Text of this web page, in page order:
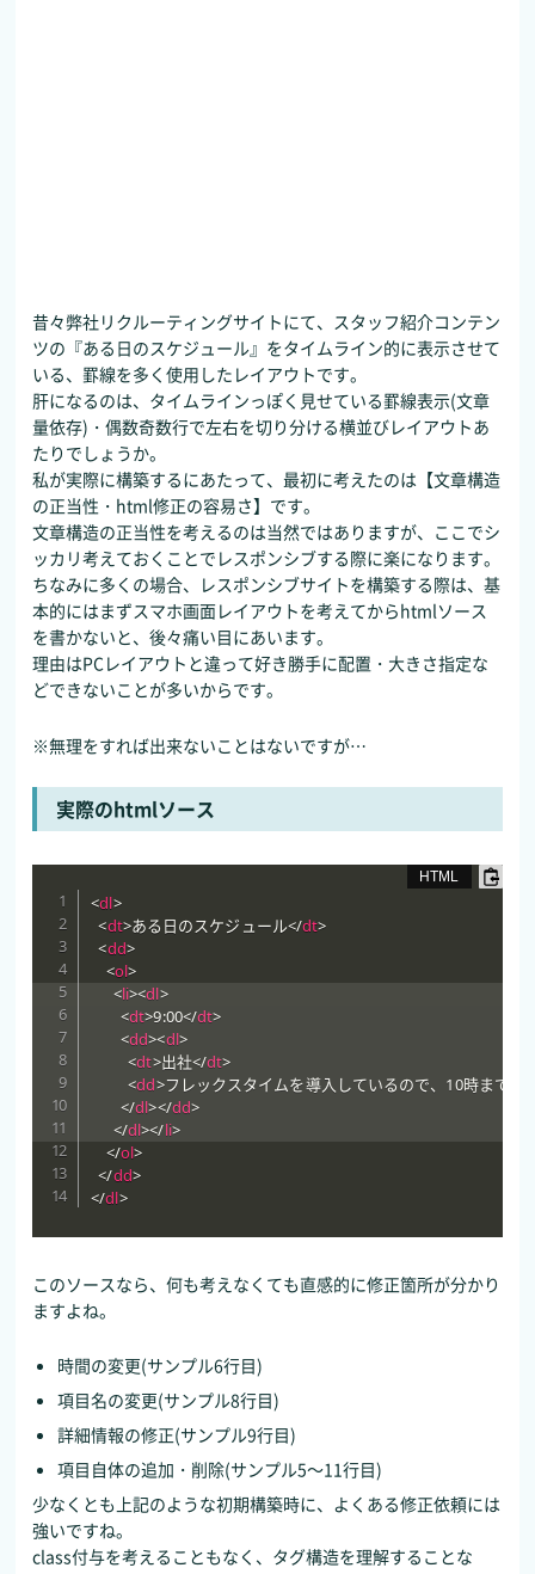
昔々弊社リクルーティングサイトにて、スタッフ紹介コンテン
ツの『ある日のスケジュール』をタイムライン的に表示させて
いる、罫線を多く使用したレイアウトです。
肝になるのは、タイムラインっぽく見せている罫線表示(文章
量依存)・偶数奇数行で左右を切り分ける横並びレイアウトあ
たりでしょうか。
私が実際に構築するにあたって、最初に考えたのは【文章構造
の正当性・html修正の容易さ】です。
文章構造の正当性を考えるのは当然ではありますが、ここでシ
ッカリ考えておくことでレスポンシブする際に楽になります。
ちなみに多くの場合、レスポンシブサイトを構築する際は、基
本的にはまずスマホ画面レイアウトを考えてからhtmlソース
を書かないと、後々痛い目にあいます。
理由はPCレイアウトと違って好き勝手に配置・大きさ指定な
どできないことが多いからです。
※無理をすれば出来ないことはないですが…
実際のhtmlソース
<dl>
<dt>ある日のスケジュール</dt>
<dd>
<ol>
<li><dl>
<dt>9:00</dt>
<dd><dl>
<dt>出社</dt>
<dd>フレックスタイムを導入しているので、10時まで
</dl></dd>
</dl></li>
</ol>
</dd>
</dl>
このソースなら、何も考えなくても直感的に修正箇所が分かり
ますよね。
時間の変更(サンプル6行目)
項目名の変更(サンプル8行目)
詳細情報の修正(サンプル9行目)
項目自体の追加・削除(サンプル5～11行目)
少なくとも上記のような初期構築時に、よくある修正依頼には
強いですね。
class付与を考えることもなく、タグ構造を理解することな